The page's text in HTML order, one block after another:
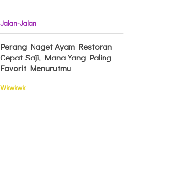
Jalan-Jalan
Perang Naget Ayam Restoran
Cepat Saji, Mana Yang Paling
Favorit Menurutmu
Wkwkwk